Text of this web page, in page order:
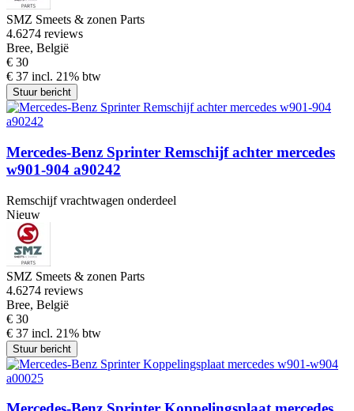
SMZ Smeets & zonen Parts
4.6274 reviews
Bree, België
€ 30
€ 37 incl. 21% btw
Stuur bericht
Mercedes-Benz Sprinter Remschijf achter mercedes
w901-904 a90242
Remschijf vrachtwagen onderdeel
Nieuw
SMZ Smeets & zonen Parts
4.6274 reviews
Bree, België
€ 30
€ 37 incl. 21% btw
Stuur bericht